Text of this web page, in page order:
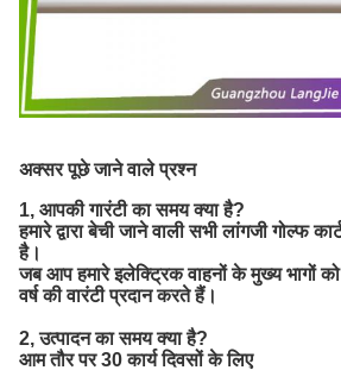
अक्सर पूछे जाने वाले प्रश्न
1, आपकी गारंटी का समय क्या है?
हमारे द्वारा बेची जाने वाली सभी लांगजी गोल्फ
है।
जब आप हमारे इलेक्ट्रिक वाहनों के मुख्य भागों
वर्ष की वारंटी प्रदान करते हैं।
2, उत्पादन का समय क्या है?
आम तौर पर 30 कार्य दिवसों के लिए